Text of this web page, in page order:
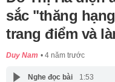
sắc "thăng
trang điểm và
Duy Nam 4 năm trước
Nghe đọc bài 1:53